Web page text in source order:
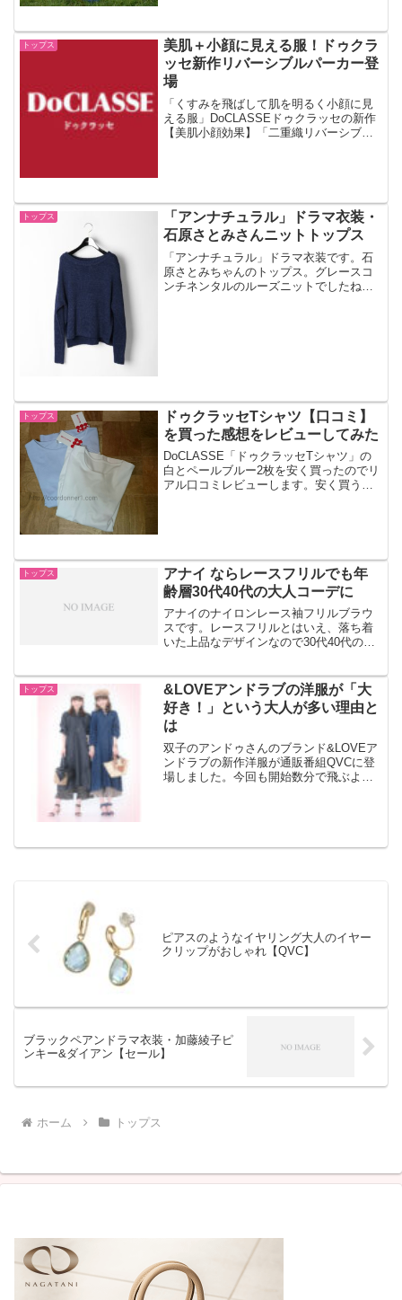
トップス
美肌＋小顔に見える服！ドゥクラ
ッセ新作リバーシブルパーカー登
場
「くすみを飛ばして肌を明るく小顔に見
える服」DoCLASSEドゥクラッセの新作
【美肌小顔効果】「二重織リバーシブ
トップス
「アンナチュラル」ドラマ衣装・
石原さとみさんニットトップス
「アンナチュラル」ドラマ衣装です。石
原さとみちゃんのトップス。グレースコ
ンチネンタルのルーズニットでしたね。
トップス
ドゥクラッセTシャツ【口コミ】
を買った感想をレビューしてみた
DoCLASSE「ドゥクラッセTシャツ」の
白とペールブルー2枚を安く買ったのでリ
アル口コミレビューします。安く買う方
トップス
アナイ ならレースフリルでも年
齢層30代40代の大人コーデに
アナイのナイロンレース袖フリルブラウ
スです。レースフリルとはいえ、落ち着
いた上品なデザインなので30代40代の年
トップス
&LOVEアンドラブの洋服が「大
好き！」という大人が多い理由と
は
双子のアンドゥさんのブランド&LOVEア
ンドラブの新作洋服が通販番組QVCに登
場しました。今回も開始数分で飛ぶよう
ピアスのようなイヤリング大人のイヤー
クリップがおしゃれ【QVC】
ブラックペアンドラマ衣装・加藤綾子ピ
ンキー&ダイアン【セール】
ホーム トップス